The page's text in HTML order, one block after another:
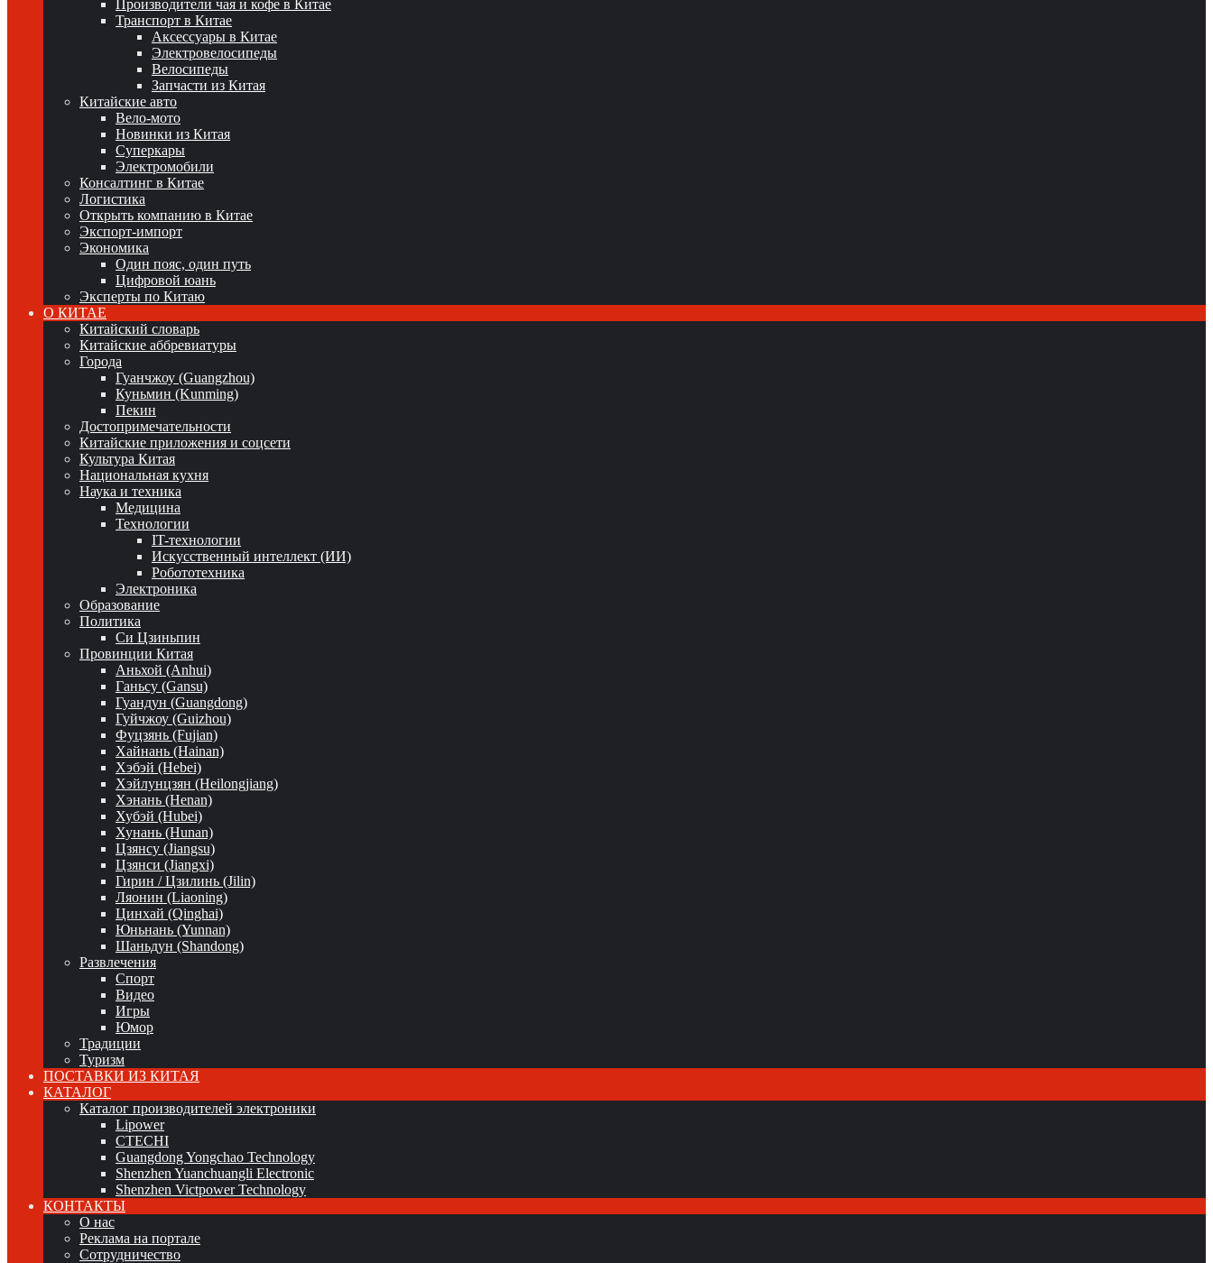
Производители чая и кофе в Китае
Транспорт в Китае
Аксессуары в Китае
Электровелосипеды
Велосипеды
Запчасти из Китая
Китайские авто
Вело-мото
Новинки из Китая
Суперкары
Электромобили
Консалтинг в Китае
Логистика
Открыть компанию в Китае
Экспорт-импорт
Экономика
Один пояс, один путь
Цифровой юань
Эксперты по Китаю
О КИТАЕ
Китайский словарь
Китайские аббревиатуры
Города
Гуанчжоу (Guangzhou)
Куньмин (Kunming)
Пекин
Достопримечательности
Китайские приложения и соцсети
Культура Китая
Национальная кухня
Наука и техника
Медицина
Технологии
IT-технологии
Искусственный интеллект (ИИ)
Робототехника
Электроника
Образование
Политика
Си Цзиньпин
Провинции Китая
Аньхой (Anhui)
Ганьсу (Gansu)
Гуандун (Guangdong)
Гуйчжоу (Guizhou)
Фуцзянь (Fujian)
Хайнань (Hainan)
Хэбэй (Hebei)
Хэйлунцзян (Heilongjiang)
Хэнань (Henan)
Хубэй (Hubei)
Хунань (Hunan)
Цзянсу (Jiangsu)
Цзянси (Jiangxi)
Гирин / Цзилинь (Jilin)
Ляонин (Liaoning)
Цинхай (Qinghai)
Юньнань (Yunnan)
Шаньдун (Shandong)
Развлечения
Спорт
Видео
Игры
Юмор
Традиции
Туризм
ПОСТАВКИ ИЗ КИТАЯ
КАТАЛОГ
Каталог производителей электроники
Lipower
CTECHI
Guangdong Yongchao Technology
Shenzhen Yuanchuangli Electronic
Shenzhen Victpower Technology
КОНТАКТЫ
О нас
Реклама на портале
Сотрудничество